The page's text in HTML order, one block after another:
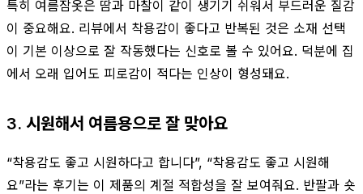
특히 여름잠옷은 땀과 마찰이 같이 생기기 쉬워서 부드러운 질감
이 중요해요. 리뷰에서 착용감이 좋다고 반복된 것은 소재 선택
이 기본 이상으로 잘 작동했다는 신호로 볼 수 있어요. 덕분에 집
에서 오래 입어도 피로감이 적다는 인상이 형성돼요.
3. 시원해서 여름용으로 잘 맞아요
“착용감도 좋고 시원하다고 합니다”, “착용감도 좋고 시원해
요”라는 후기는 이 제품의 계절 적합성을 잘 보여줘요. 반팔과 숏